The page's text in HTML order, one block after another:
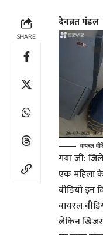
SHARE
देवब्रत मंडल
वायरल
गया जी:
एक महिला
वीडियो इन
वायरल
लेकिन